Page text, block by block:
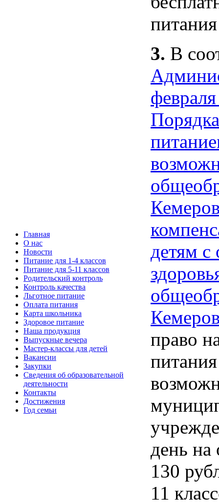
Главная
О нас
Новости
Питание для 1-4 классов
Питание для 5-11 классов
Родительский контроль
Контроль качества
Льготное питание
Оплата питания
Карта школьника
Здоровое питание
Наша продукция
Выпускные вечера
Мастер-классы для детей
Вакансии
Закупки
Сведения об образовательной
деятельности
Контакты
Достижения
Год семьи
3. В
детям
право
день на
130
11